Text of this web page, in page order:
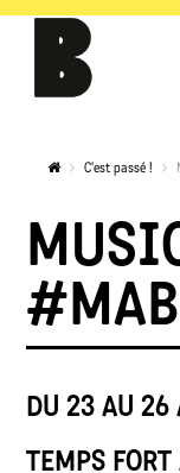
C'est passé !
DU 23 AU 26
TEMPS